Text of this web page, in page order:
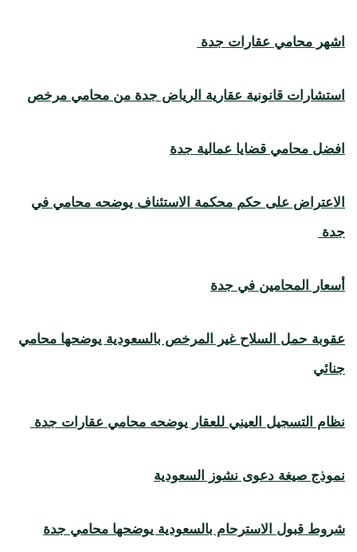
اشهر محامي عقارات جدة
استشارات قانونية عقارية الرياض جدة من محامي مرخص
افضل محامي قضايا عمالية جدة
الاعتراض على حكم محكمة الاستئناف يوضحه محامي في
جدة
أسعار المحامين في جدة
عقوبة حمل السلاح غير المرخص بالسعودية يوضحها محامي
جنائي
نظام التسجيل العيني للعقار يوضحه محامي عقارات جدة
نموذج صيغة دعوى نشوز السعودية
شروط قبول الاسترحام بالسعودية يوضحها محامي جدة